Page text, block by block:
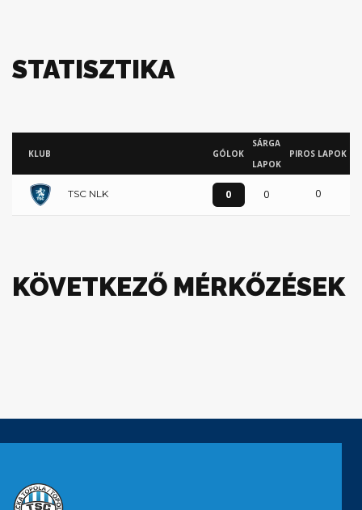
STATISZTIKA
KLUB GÓLOK
SÁRGA
LAPOK
PIROS LAPOK
TSC NLK 0 0 0
KÖVETKEZŐ MÉRKŐZÉSEK